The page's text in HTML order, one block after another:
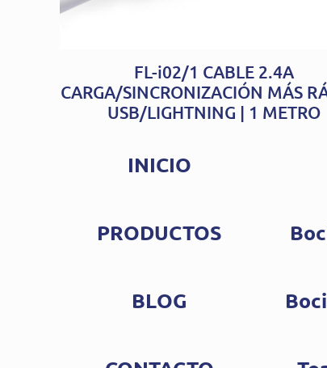
FL-i02/1 CABLE 2.4A
CARGA/SINCRONIZACIÓN MÁS
USB/LIGHTNING | 1 METRO
INICIO
PRODUCTOS
BLOG